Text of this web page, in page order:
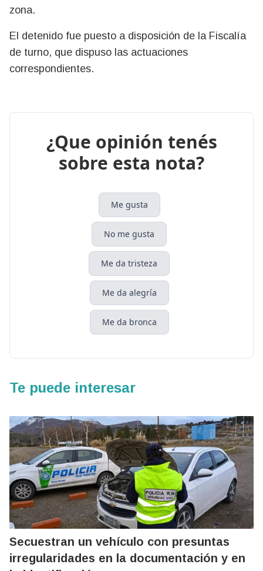
zona.
El detenido fue puesto a disposición de la Fiscalía
de turno, que dispuso las actuaciones
correspondientes.
¿Que opinión tenés
sobre esta nota?
Me gusta
No me gusta
Me da tristeza
Me da alegría
Me da bronca
Te puede interesar
Secuestran un vehículo con presuntas
irregularidades en la documentación y en